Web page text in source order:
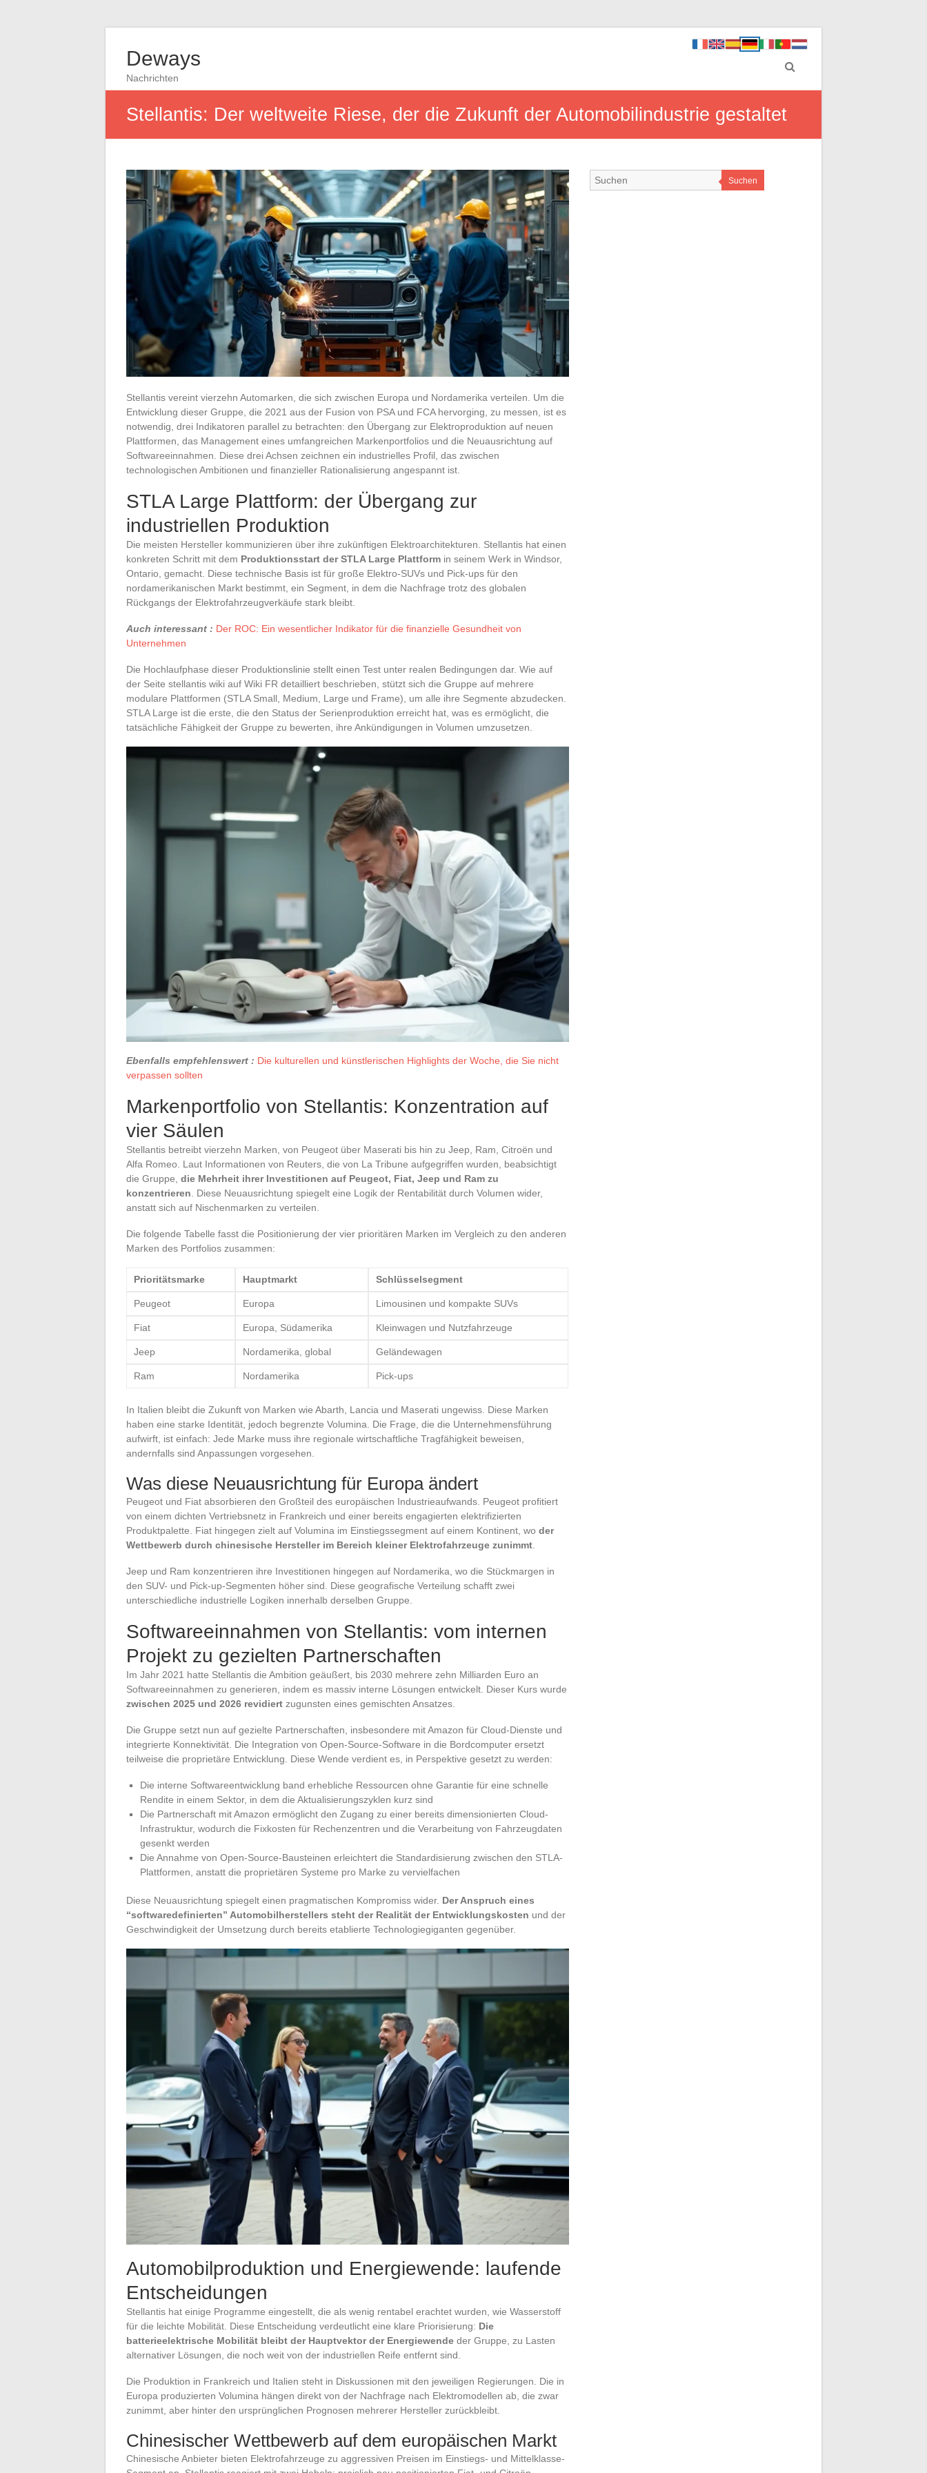
Deways
Nachrichten
Stellantis: Der weltweite Riese, der die Zukunft der Automobilindustrie gestaltet
Stellantis vereint vierzehn Automarken, die sich zwischen Europa und Nordamerika verteilen. Um die
Entwicklung dieser Gruppe, die 2021 aus der Fusion von PSA und FCA hervorging, zu messen, ist es
notwendig, drei Indikatoren parallel zu betrachten: den Übergang zur Elektroproduktion auf neuen
Plattformen, das Management eines umfangreichen Markenportfolios und die Neuausrichtung auf
Softwareeinnahmen. Diese drei Achsen zeichnen ein industrielles Profil, das zwischen
technologischen Ambitionen und finanzieller Rationalisierung angespannt ist.
STLA Large Plattform: der Übergang zur
industriellen Produktion
Die meisten Hersteller kommunizieren über ihre zukünftigen Elektroarchitekturen. Stellantis hat einen
konkreten Schritt mit dem Produktionsstart der STLA Large Plattform in seinem Werk in Windsor,
Ontario, gemacht. Diese technische Basis ist für große Elektro-SUVs und Pick-ups für den
nordamerikanischen Markt bestimmt, ein Segment, in dem die Nachfrage trotz des globalen
Rückgangs der Elektrofahrzeugverkäufe stark bleibt.
Auch interessant : Der ROC: Ein wesentlicher Indikator für die finanzielle Gesundheit von
Unternehmen
Die Hochlaufphase dieser Produktionslinie stellt einen Test unter realen Bedingungen dar. Wie auf
der Seite stellantis wiki auf Wiki FR detailliert beschrieben, stützt sich die Gruppe auf mehrere
modulare Plattformen (STLA Small, Medium, Large und Frame), um alle ihre Segmente abzudecken.
STLA Large ist die erste, die den Status der Serienproduktion erreicht hat, was es ermöglicht, die
tatsächliche Fähigkeit der Gruppe zu bewerten, ihre Ankündigungen in Volumen umzusetzen.
Ebenfalls empfehlenswert : Die kulturellen und künstlerischen Highlights der Woche, die Sie nicht
verpassen sollten
Markenportfolio von Stellantis: Konzentration auf
vier Säulen
Stellantis betreibt vierzehn Marken, von Peugeot über Maserati bis hin zu Jeep, Ram, Citroën und
Alfa Romeo. Laut Informationen von Reuters, die von La Tribune aufgegriffen wurden, beabsichtigt
die Gruppe, die Mehrheit ihrer Investitionen auf Peugeot, Fiat, Jeep und Ram zu
konzentrieren. Diese Neuausrichtung spiegelt eine Logik der Rentabilität durch Volumen wider,
anstatt sich auf Nischenmarken zu verteilen.
Die folgende Tabelle fasst die Positionierung der vier prioritären Marken im Vergleich zu den anderen
Marken des Portfolios zusammen:
Prioritätsmarke Hauptmarkt Schlüsselsegment
Peugeot Europa Limousinen und kompakte SUVs
Fiat Europa, Südamerika Kleinwagen und Nutzfahrzeuge
Jeep Nordamerika, global Geländewagen
Ram Nordamerika Pick-ups
In Italien bleibt die Zukunft von Marken wie Abarth, Lancia und Maserati ungewiss. Diese Marken
haben eine starke Identität, jedoch begrenzte Volumina. Die Frage, die die Unternehmensführung
aufwirft, ist einfach: Jede Marke muss ihre regionale wirtschaftliche Tragfähigkeit beweisen,
andernfalls sind Anpassungen vorgesehen.
Was diese Neuausrichtung für Europa ändert
Peugeot und Fiat absorbieren den Großteil des europäischen Industrieaufwands. Peugeot profitiert
von einem dichten Vertriebsnetz in Frankreich und einer bereits engagierten elektrifizierten
Produktpalette. Fiat hingegen zielt auf Volumina im Einstiegssegment auf einem Kontinent, wo der
Wettbewerb durch chinesische Hersteller im Bereich kleiner Elektrofahrzeuge zunimmt.
Jeep und Ram konzentrieren ihre Investitionen hingegen auf Nordamerika, wo die Stückmargen in
den SUV- und Pick-up-Segmenten höher sind. Diese geografische Verteilung schafft zwei
unterschiedliche industrielle Logiken innerhalb derselben Gruppe.
Softwareeinnahmen von Stellantis: vom internen
Projekt zu gezielten Partnerschaften
Im Jahr 2021 hatte Stellantis die Ambition geäußert, bis 2030 mehrere zehn Milliarden Euro an
Softwareeinnahmen zu generieren, indem es massiv interne Lösungen entwickelt. Dieser Kurs wurde
zwischen 2025 und 2026 revidiert zugunsten eines gemischten Ansatzes.
Die Gruppe setzt nun auf gezielte Partnerschaften, insbesondere mit Amazon für Cloud-Dienste und
integrierte Konnektivität. Die Integration von Open-Source-Software in die Bordcomputer ersetzt
teilweise die proprietäre Entwicklung. Diese Wende verdient es, in Perspektive gesetzt zu werden:
Die interne Softwareentwicklung band erhebliche Ressourcen ohne Garantie für eine schnelle
Rendite in einem Sektor, in dem die Aktualisierungszyklen kurz sind
Die Partnerschaft mit Amazon ermöglicht den Zugang zu einer bereits dimensionierten Cloud-
Infrastruktur, wodurch die Fixkosten für Rechenzentren und die Verarbeitung von Fahrzeugdaten
gesenkt werden
Die Annahme von Open-Source-Bausteinen erleichtert die Standardisierung zwischen den STLA-
Plattformen, anstatt die proprietären Systeme pro Marke zu vervielfachen
Diese Neuausrichtung spiegelt einen pragmatischen Kompromiss wider. Der Anspruch eines
“softwaredefinierten” Automobilherstellers steht der Realität der Entwicklungskosten und der
Geschwindigkeit der Umsetzung durch bereits etablierte Technologiegiganten gegenüber.
Automobilproduktion und Energiewende: laufende
Entscheidungen
Stellantis hat einige Programme eingestellt, die als wenig rentabel erachtet wurden, wie Wasserstoff
für die leichte Mobilität. Diese Entscheidung verdeutlicht eine klare Priorisierung: Die
batterieelektrische Mobilität bleibt der Hauptvektor der Energiewende der Gruppe, zu Lasten
alternativer Lösungen, die noch weit von der industriellen Reife entfernt sind.
Die Produktion in Frankreich und Italien steht in Diskussionen mit den jeweiligen Regierungen. Die in
Europa produzierten Volumina hängen direkt von der Nachfrage nach Elektromodellen ab, die zwar
zunimmt, aber hinter den ursprünglichen Prognosen mehrerer Hersteller zurückbleibt.
Chinesischer Wettbewerb auf dem europäischen Markt
Chinesische Anbieter bieten Elektrofahrzeuge zu aggressiven Preisen im Einstiegs- und Mittelklasse-
Suchen